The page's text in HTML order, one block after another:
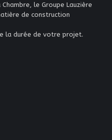
le Groupe Lauzière
de construction
la durée de votre projet.